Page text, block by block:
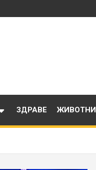
ЗДРАВЕ ЖИВОТНИ